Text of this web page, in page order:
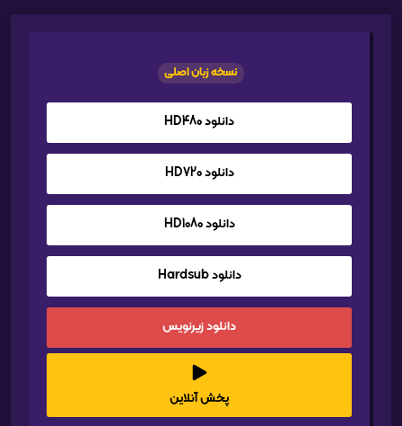
نسخه زبان اصلی
دانلود HD480
دانلود HD720
دانلود HD1080
دانلود Hardsub
دانلود زیرنویس
پخش آنلاین